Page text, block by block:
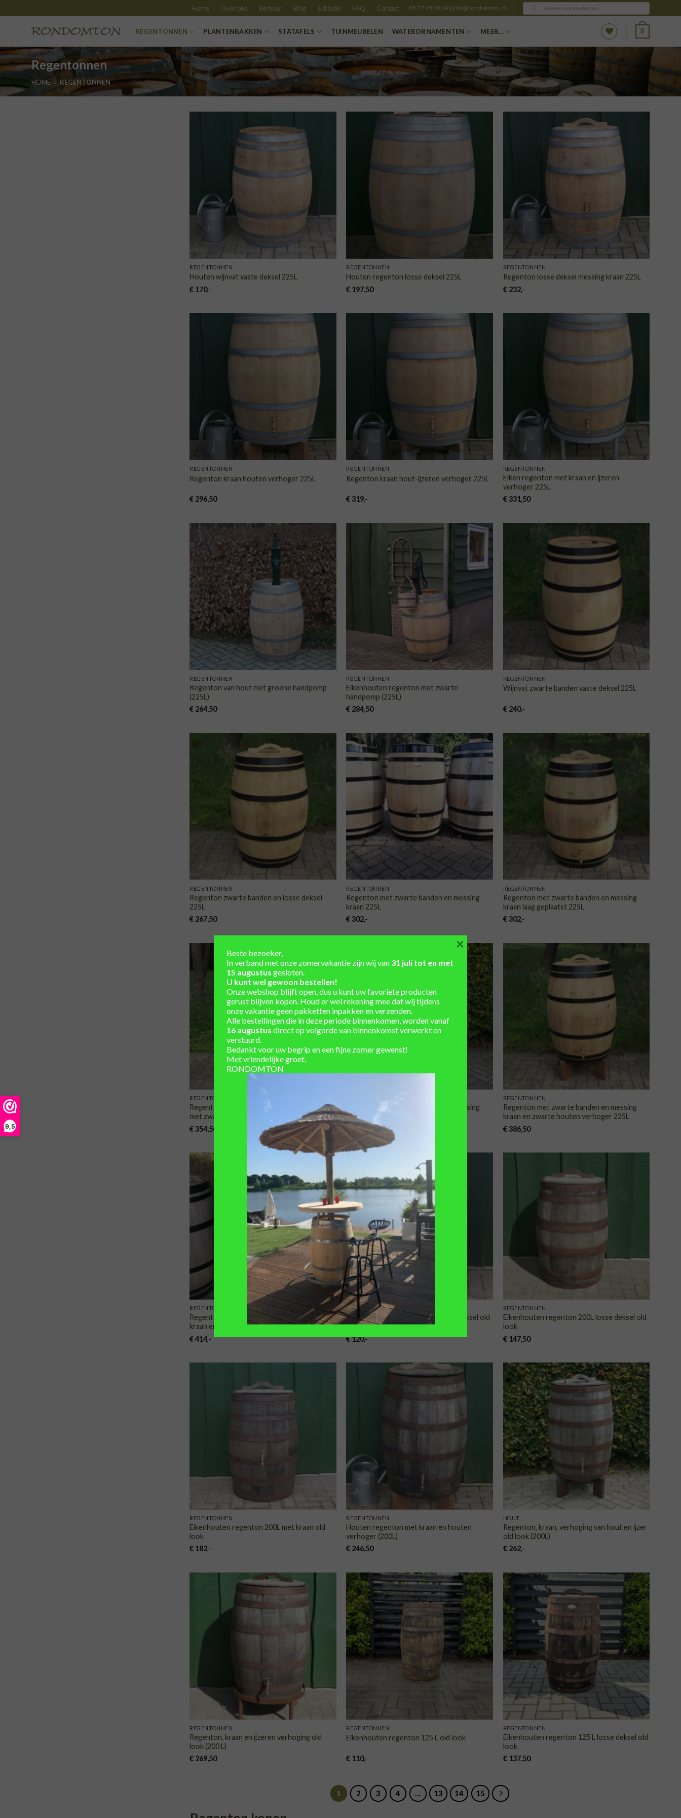
9,5
to
Home Over ons Verhuur Blog Subsidie FAQ Contact 05 77 45 65 69 | info@rondomton.nl
Producten
zoeken
REGENTONNEN PLANTENBAKKEN STATAFELS TUINMEUBELEN WATERORNAMENTEN MEER… 0
Regentonnen
HOME » REGENTONNEN
TOEVOEGEN
AAN
REGENTONNEN
Houten wijnvat vaste deksel 225L
€ 170,-
TOEVOEGEN
REGENTONNEN
Houten regenton losse deksel 225L
€ 197,50
TOEVOEGEN
REGENTONNEN
Regenton losse deksel messing kraan 225L
€232,-
REGENTONNEN
Regenton kraan houten verhoger 225L
€ 296,50
TOEVOEGEN
VERLANGLIJST
REGENTONNEN
Regenton kraan hout-ijzeren verhoger 225L
€319,-
TOEVOEGEN
VERLANGLIJST
REGENTONNEN
Eiken regenton met kraan en ijzeren
verhoger 225L
€331,50
TOEVOEGEN
AAN
VERLANGLIJST
REGENTONNEN
Regenton van hout met groene handpomp
(225L)
€ 264,50
TOEVOEGEN
VERLANGLIJST
REGENTONNEN
Eikenhouten regenton met zwarte
handpomp (225L)
€ 284,50
TOEVOEGEN
AAN
REGENTONNEN
Wijnvat zwarte banden vaste deksel 225L
€240,-
TOEVOEGEN
AAN
REGENTONNEN
Regenton zwarte banden en losse deksel
225L
€ 267,50
TOEVOEGEN
VERLANGLIJST
REGENTONNEN
Regenton met zwarte banden en messing
kraan 225L
€302,-
TOEVOEGEN
AAN
VERLANGLIJST
REGENTONNEN
Regenton met zwarte banden en messing
kraan laag geplaatst 225L
€302,-
TOEVOEGEN
AAN
VERLANGLIJST
REGENTONNEN
Regenton, zwarte banden en vaste deksel
met zwarte pomp 225L
€354,50
TOEVOEGEN
VERLANGLIJST
Regenton met zwarte banden en messing
kraan zwarte ijzeren verhoger 225L
€426,50
TOEVOEGEN
AAN
REGENTONNEN
Regenton met zwarte banden en messing
kraan en zwarte houten verhoger 225L
€386,50
TOEVOEGEN
AAN
VERLANGLIJST
REGENTONNEN
Regenton met zwarte banden en messing
kraan en hout/ijzeren verhoger 225L
€414,-
REGENTONNEN
Eikenhouten regenton 200L vaste deksel old
look
€120,-
TOEVOEGEN
VERLANGLIJST
REGENTONNEN
Eikenhouten regenton 200L losse deksel old
look
€147,50
TOEVOEGEN
REGENTONNEN
Eikenhouten regenton 200L met kraan old
look
€ 182,-
TOEVOEGEN
AAN
REGENTONNEN
Houten regenton met kraan en houten
verhoger (200L)
€ 246,50
TOEVOEGEN
AAN
VERLANGLIJST
HOUT
Regenton, kraan, verhoging van hout en ijzer
old look (200L)
€262,-
REGENTONNEN
Regenton, kraan en ijzeren verhoging old
look (200 L)
€ 269,50
TOEVOEGEN
AAN
VERLANGLIJST
REGENTONNEN
Eikenhouten regenton 125 L old look
€ 110,-
AAN
VERLANGLIJST
REGENTONNEN
Eikenhouten regenton 125 L losse deksel old
look
€137,50
1 2 3 4 … 13 14 15
Beste bezoeker,
In verband met onze zomervakantie zijn wij van 31 juli tot en met
15 augustus gesloten.
U kunt wel gewoon bestellen!
Onze webshop blijft open, dus u kunt uw favoriete producten
gerust blijven kopen. Houd er wel rekening mee dat wij tijdens
onze vakantie geen pakketten inpakken en verzenden.
Alle bestellingen die in deze periode binnenkomen, worden vanaf
16 augustus direct op volgorde van binnenkomst verwerkt en
verstuurd.
Bedankt voor uw begrip en een fijne zomer gewenst!
Met vriendelijke groet,
RONDOMTON
×